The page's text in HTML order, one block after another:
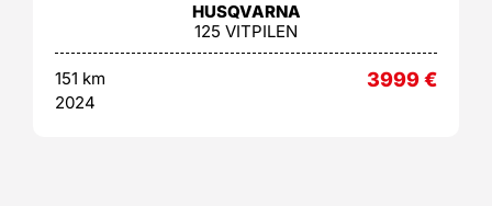
HUSQVARNA
125 VITPILEN
151 km
2024
3999€